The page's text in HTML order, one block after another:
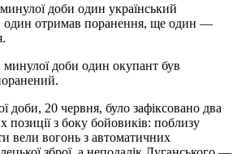
доби один український
один отримав поранення, ще один —
минулої доби один окупант був
доби, 20 червня, було зафіксовано два
позиції з боку бойовиків: поблизу
вели вогонь з автоматичних